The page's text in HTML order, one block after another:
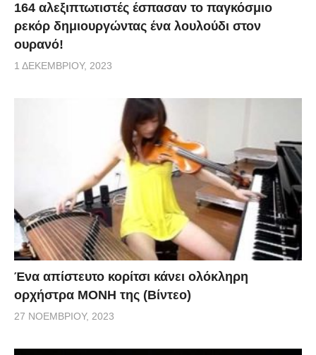
164 αλεξιπτωτιστές έσπασαν το παγκόσμιο
ρεκόρ δημιουργώντας ένα λουλούδι στον
ουρανό!
1 ΔΕΚΕΜΒΡΊΟΥ, 2023
Ένα απίστευτο κορίτσι κάνει ολόκληρη
ορχήστρα ΜΟΝΗ της (Βίντεο)
27 ΝΟΕΜΒΡΊΟΥ, 2023